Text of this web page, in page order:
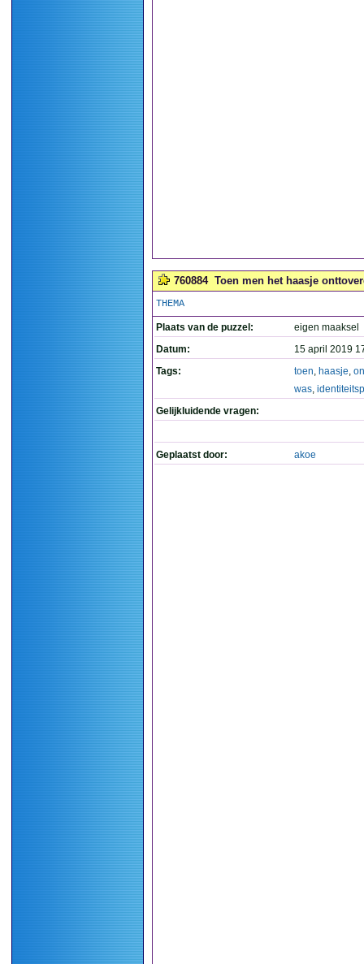
760884 Toen men het haasje
THEMA
Plaats van de puzzel:
eigen maaksel
Datum:
15 april 2019
Tags:
toen, haasje,
was,
Gelijkluidende vragen:
Geplaatst door: akoe